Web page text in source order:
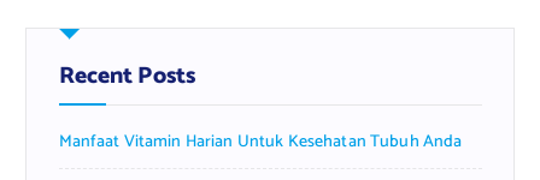
h
f
o
:
Recent Posts
Manfaat Vitamin Harian Untuk Kesehatan Tubuh Anda